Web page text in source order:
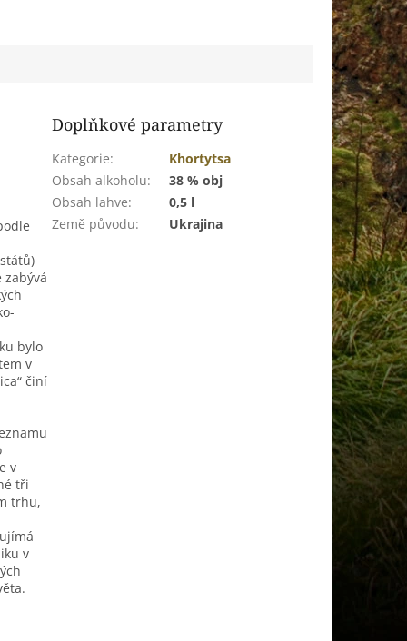
zabývá
bylo
v
činí
v
tři
trhu,
v
Doplňkové parametry
Kategorie:
Khortytsa
Obsah alkoholu:
38 % obj
Obsah lahve:
0,5 l
Země původu: Ukrajina